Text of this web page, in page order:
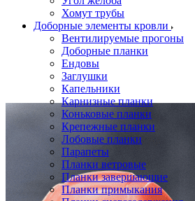
Хомут трубы
Доборные элементы кровли
Вентилируемые прогоны
Доборные планки
Ендовы
Заглушки
Капельники
Карнизные планки
Коньковые планки
Крепежные планки
Лобовые планки
Парапеты
Планки ветровые
Планки завершающие
Планки примыкания